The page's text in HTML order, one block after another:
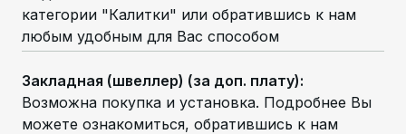
категории "Калитки" или обратившись к нам
любым удобным для Вас способом
Закладная (швеллер) (за доп. плату):
Возможна покупка и установка. Подробнее Вы
можете ознакомиться, обратившись к нам